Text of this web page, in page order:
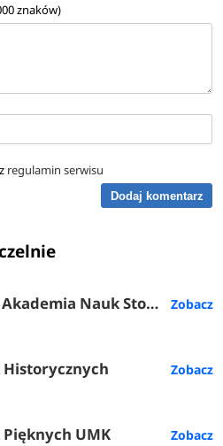
znaków)
regulamin serwisu
Dodaj komentarz
Stosowanych w Warszawie
Historycznych
Pięknych UMK